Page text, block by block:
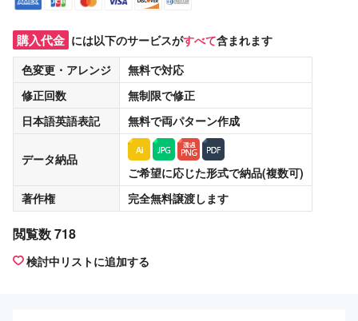
購入代金 には以下のサービスがすべて含まれます
色変更・アレンジ
無料で対応
修正回数
無制限で修正
日本語英語表記
無料で両パターン作成
データ納品
ご希望に応じた形式で納品(複数可)
著作権
完全無料譲渡します
閲覧数 718
検討中リストに追加する